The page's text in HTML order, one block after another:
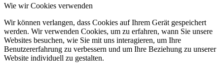
Wie wir Cookies verwenden
Wir können verlangen, dass Cookies auf Ihrem Gerät gespeichert
werden. Wir verwenden Cookies, um zu erfahren, wann Sie unsere
Websites besuchen, wie Sie mit uns interagieren, um Ihre
Benutzererfahrung zu verbessern und um Ihre Beziehung zu unserer
Website individuell zu gestalten.